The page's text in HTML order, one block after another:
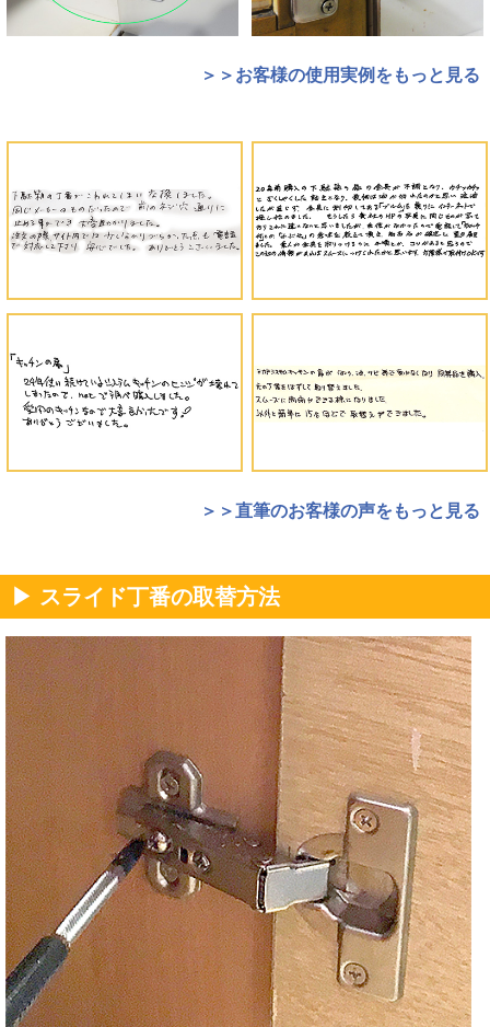
＞＞お客様の使用実例をもっと見る
＞＞直筆のお客様の声をもっと見る
▶ スライド丁番の取替方法